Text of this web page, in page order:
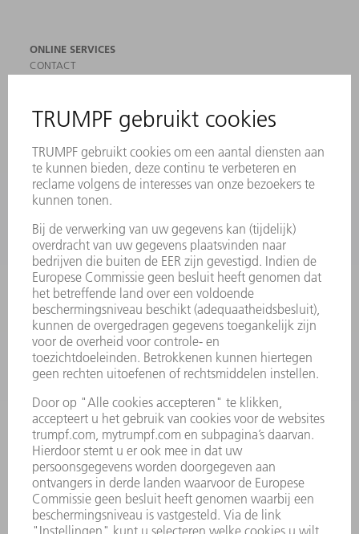
ONLINE SERVICES
CONTACT
AANMELDEN VOOR NIEUWSBRIEF
MYTRUMPF
VEILIGHEIDSGEGEVENSBLADEN
PRODUCTEN
MACHINES & SYSTEMEN
LASER
VERMOGENSELEKTRONICA
ELEKTROGEREEDSCHAP
SMART FACTORY
SOFTWARE
SERVICES
TOEPASSINGEN
SECTOREN
ONDERNEMING
CARRIÈRE
VACATURES
BEDRIJFSPROFIEL
JAARVERSLAG
BEDRIJFSPRINCIPES
COMPLIANCE
KLOKKENLUIDERSYSTEEM
BEVEILIGING
PERSBERICHTEN
TIJDSCHRIFTEN
DUURZAAMHEID
MILIEU EN KLIMAAT